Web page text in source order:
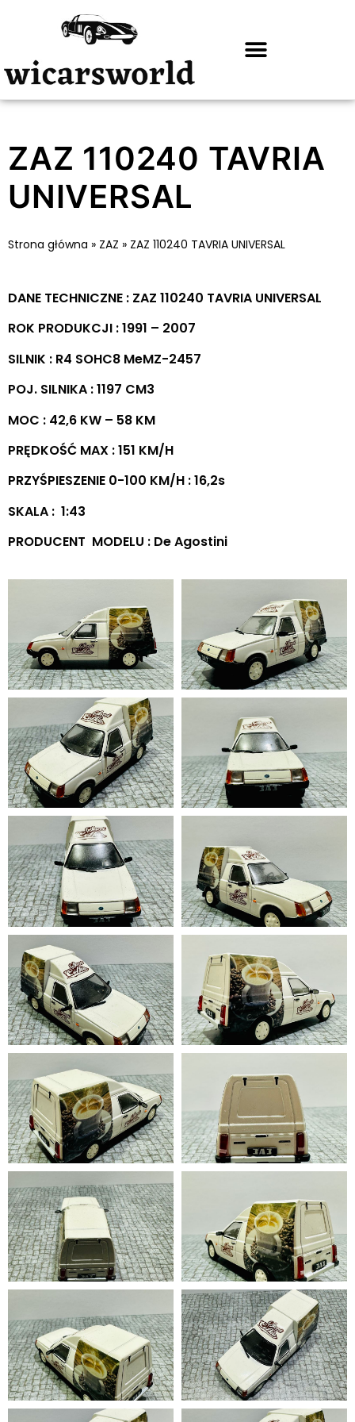
ZAZ 110240 TAVRIA
UNIVERSAL
Strona główna » ZAZ » ZAZ 110240 TAVRIA UNIVERSAL
DANE TECHNICZNE : ZAZ 110240 TAVRIA UNIVERSAL
ROK PRODUKCJI : 1991 – 2007
SILNIK : R4 SOHC8 MeMZ-2457
POJ. SILNIKA : 1197 CM3
MOC : 42,6 KW – 58 KM
PRĘDKOŚĆ MAX : 151 KM/H
PRZYŚPIESZENIE 0-100 KM/H : 16,2s
SKALA : 1:43
PRODUCENT MODELU : De Agostini